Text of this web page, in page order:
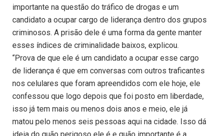
importante na questão do tráfico de drogas e um
candidato a ocupar cargo de liderança dentro dos grupos
criminosos. A prisão dele é uma forma da gente manter
esses índices de criminalidade baixos, explicou.
“Prova de que ele é um candidato a ocupar esse cargo
de liderança é que em conversas com outros traficantes
nos celulares que foram apreendidos com ele hoje, ele
confessou que logo depois que foi posto em liberdade,
isso já tem mais ou menos dois anos e meio, ele já
matou pelo menos seis pessoas aqui na cidade. Isso dá